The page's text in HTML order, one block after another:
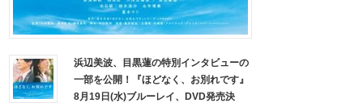
浜辺美波、目黒蓮の特別インタビューの
一部を公開！『ほどなく、お別れです』
8月19日(水)ブルーレイ、DVD発売決